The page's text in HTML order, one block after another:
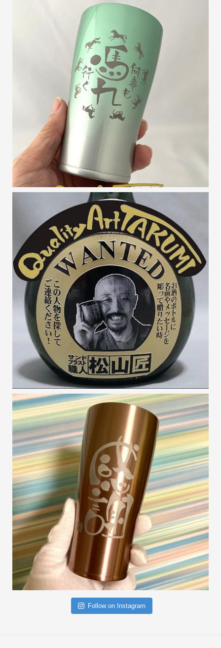
Follow on Instagram